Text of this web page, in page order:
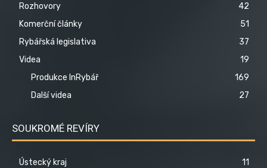
Rozhovory
42
Komerční články
51
Rybářská legislativa
37
Videa
19
Produkce InRybář
169
Další videa
27
SOUKROMÉ REVÍRY
Ústecký kraj
11